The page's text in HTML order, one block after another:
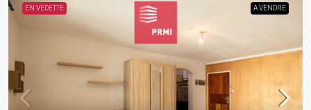
EN VEDETTE A VENDRE